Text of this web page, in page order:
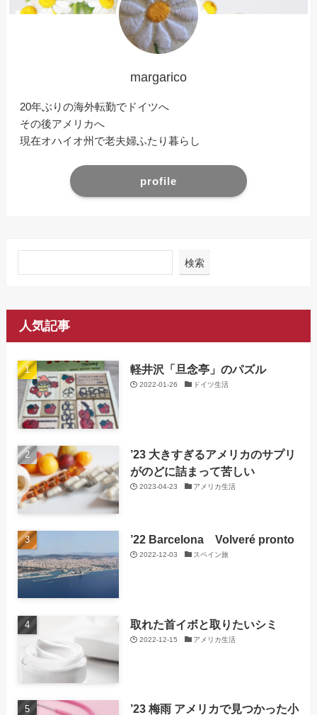
margarico
20年ぶりの海外転勤でドイツへ
その後アメリカへ
現在オハイオ州で老夫婦ふたり暮らし
profile
検索
人気記事
軽井沢「旦念亭」のパズル
2022-01-26 ドイツ生活
’23 大きすぎるアメリカのサプリ
がのどに詰まって苦しい
2023-04-23 アメリカ生活
’22 Barcelona Volveré pronto
2022-12-03 スペイン旅
取れた首イボと取りたいシミ
2022-12-15 アメリカ生活
’23 梅雨 アメリカで見つかった小